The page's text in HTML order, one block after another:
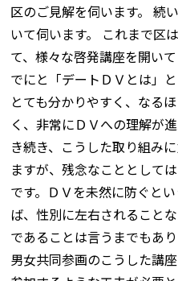
区のご見解を伺います。 続
いて伺います。 これまで区
て、様々な啓発講座を開い
でにと「デートＤＶとは」
とても分かりやすく、なる
く、非常にＤＶへの理解が
き続き、こうした取り組み
ますが、残念なこととして
です。ＤＶを未然に防ぐと
ば、性別に左右されること
であることは言うまでもあ
男女共同参画のこうした講